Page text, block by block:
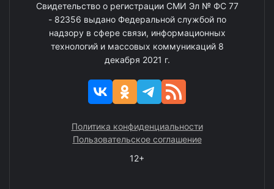
Свидетельство о регистрации СМИ Эл № ФС 77
- 82356 выдано Федеральной службой по
надзору в сфере связи, информационных
технологий и массовых коммуникаций 8
декабря 2021 г.
Политика конфиденциальности
Пользовательское соглашение
12+